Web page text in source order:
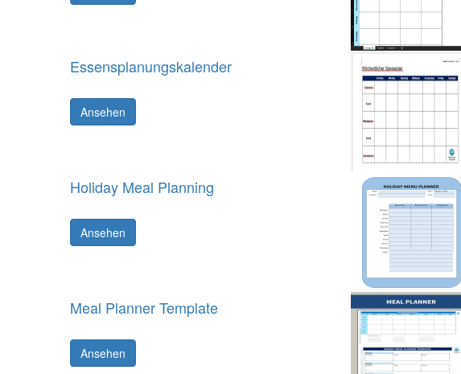
Essensplanungskalender
Ansehen
Holiday Meal Planning
Ansehen
Meal Planner Template
Ansehen